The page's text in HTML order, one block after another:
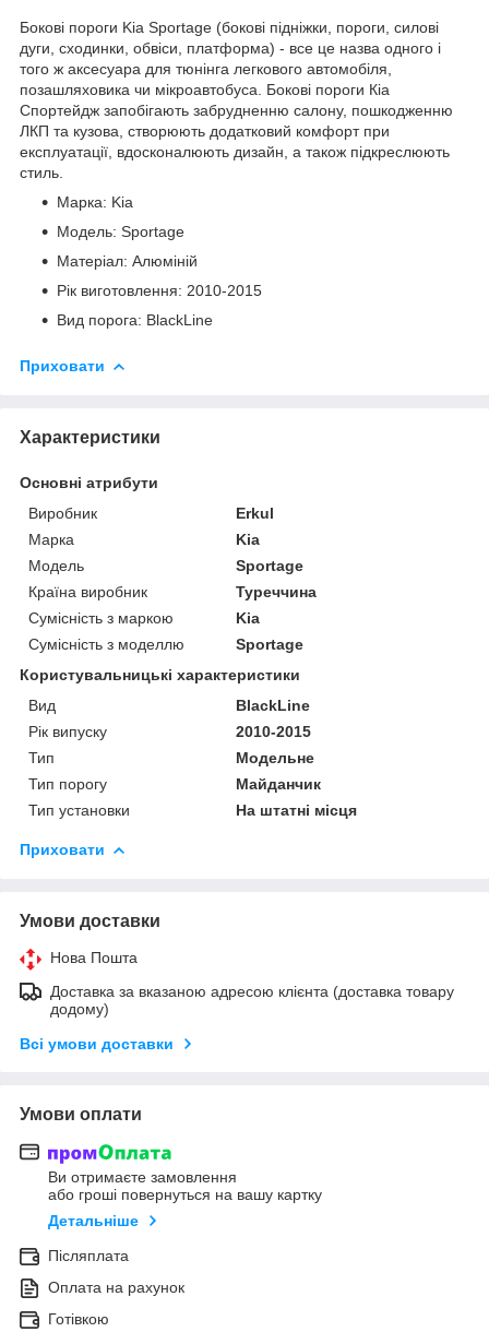
Бокові пороги Kia Sportage (бокові підніжки, пороги, силові
дуги, сходинки, обвіси, платформа) - все це назва одного і
того ж аксесуара для тюнінга легкового автомобіля,
позашляховика чи мікроавтобуса. Бокові пороги Кіа
Спортейдж запобігають забрудненню салону, пошкодженню
ЛКП та кузова, створюють додатковий комфорт при
експлуатації, вдосконалюють дизайн, а також підкреслюють
стиль.
Марка: Kia
Модель: Sportage
Матеріал: Алюміній
Рік виготовлення: 2010-2015
Вид порога: BlackLine
Приховати
Характеристики
Основні атрибути
Виробник
Erkul
Марка
Kia
Модель
Sportage
Країна виробник
Туреччина
Сумісність з маркою
Kia
Сумісність з моделлю
Sportage
Користувальницькі характеристики
Вид
BlackLine
Рік випуску
2010-2015
Тип
Модельне
Тип порогу
Майданчик
Тип установки
На штатні місця
Приховати
Умови доставки
Нова Пошта
Доставка за вказаною адресою клієнта (доставка товару
додому)
Всі умови доставки
Умови оплати
Ви отримаєте замовлення
або гроші повернуться на вашу картку
Детальніше
Післяплата
Оплата на рахунок
Готівкою